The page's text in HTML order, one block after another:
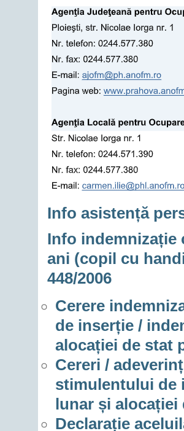
Info asistență
Info indemnizație
ani (copil cu
448/2006
Cerere
de inserție /
alocației de stat
Cereri /
stimulentului de
lunar și
Declarație